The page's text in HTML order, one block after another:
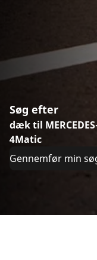
Søg efter
dæk til
4Matic
Gennemfør min